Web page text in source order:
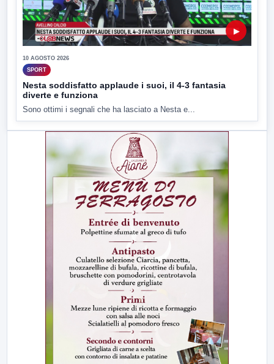
▶
10 AGOSTO 2026
SPORT
Nesta soddisfatto applaude i suoi, il 4-3 fantasia
diverte e funziona
Sono ottimi i segnali che ha lasciato a Nesta e...